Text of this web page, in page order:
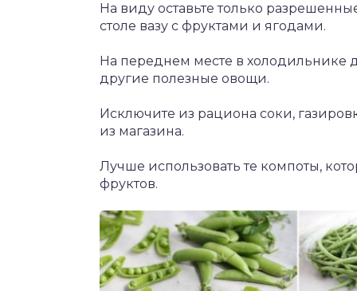
На виду оставьте только
столе вазу с фруктами и ягодами.
На переднем месте в холодильнике
другие полезные овощи.
Исключите из рациона соки,
из магазина.
Лучше использовать те компоты,
фруктов.